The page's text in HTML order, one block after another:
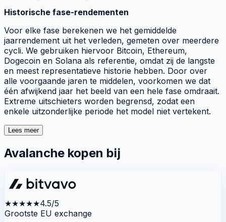
Historische fase-rendementen
Voor elke fase berekenen we het gemiddelde
jaarrendement uit het verleden, gemeten over meerdere
cycli. We gebruiken hiervoor Bitcoin, Ethereum,
Dogecoin en Solana als referentie, omdat zij de langste
en meest representatieve historie hebben. Door over
alle voorgaande jaren te middelen, voorkomen we dat
één afwijkend jaar het beeld van een hele fase omdraait.
Extreme uitschieters worden begrensd, zodat een
enkele uitzonderlijke periode het model niet vertekent.
Lees meer
Avalanche kopen bij
★★★★★4.5/5
Grootste EU exchange